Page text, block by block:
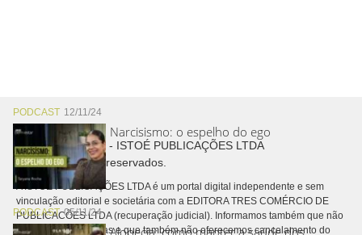
PODCAST 12/11/24
Narcisismo: o espelho do ego
PODCAST05/11/24
Copyright © 2026 - ISTOÉ PUBLICAÇÕES LTDA
Todos os direitos reservados.
A ISTOÉ PUBLICAÇÕES LTDA é um portal digital independente e sem
vinculação editorial e societária com a EDITORA TRES COMÉRCIO DE
PUBLICACÕES LTDA (recuperação judicial). Informamos também que não
realizamos cobranças e que também não oferecemos cancelamento do